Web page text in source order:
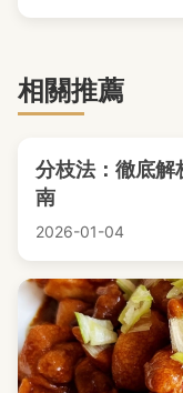
相關推薦
分枝法：徹底解
南
2026-01-04